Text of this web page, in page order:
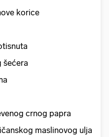
korice
šećera
crnog papra
maslinovog ulja